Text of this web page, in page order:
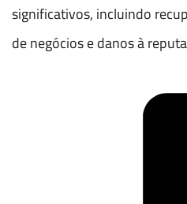
significativos, incluindo
de negócios e danos à